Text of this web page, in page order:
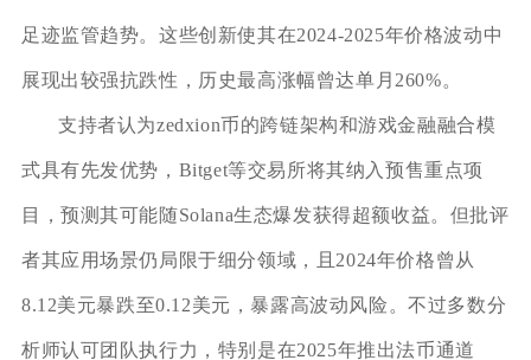
足迹监管趋势。这些创新使其在2024-2025年价格波动中
展现出较强抗跌性，历史最高涨幅曾达单月260%。
支持者认为zedxion币的跨链架构和游戏金融融合模
式具有先发优势，Bitget等交易所将其纳入预售重点项
目，预测其可能随Solana生态爆发获得超额收益。但批评
者其应用场景仍局限于细分领域，且2024年价格曾从
8.12美元暴跌至0.12美元，暴露高波动风险。不过多数分
析师认可团队执行力，特别是在2025年推出法币通道